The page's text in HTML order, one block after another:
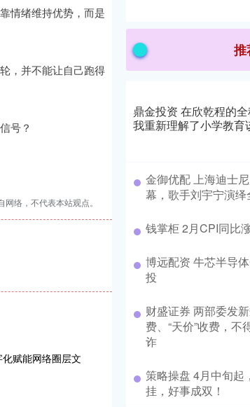
情绪维持优势，而是
，并不能让自己跑得
号？
络，不代表本站观点。
推
鼎金投资 在欣乾程的
我重新理解了小学教育
金御优配 上海迪士
幕，歌手刘宇宁演绎
钱掌柜 2月CPI同比
博远配资 牛芯半导
投
财盛证券 两部委发
费、“天价”收费，
诈
策略操盘 4月中旬起
挂，好事成双！